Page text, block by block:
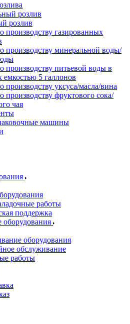
розлив
розлив
производству газированных
производству минеральной воды/
производству питьевой воды в
емкостью 5 галлонов
производству уксуса/масла/вина
производству фруктового сока/
чая
машины
работы
поддержка
оборудования
обслуживание
работы